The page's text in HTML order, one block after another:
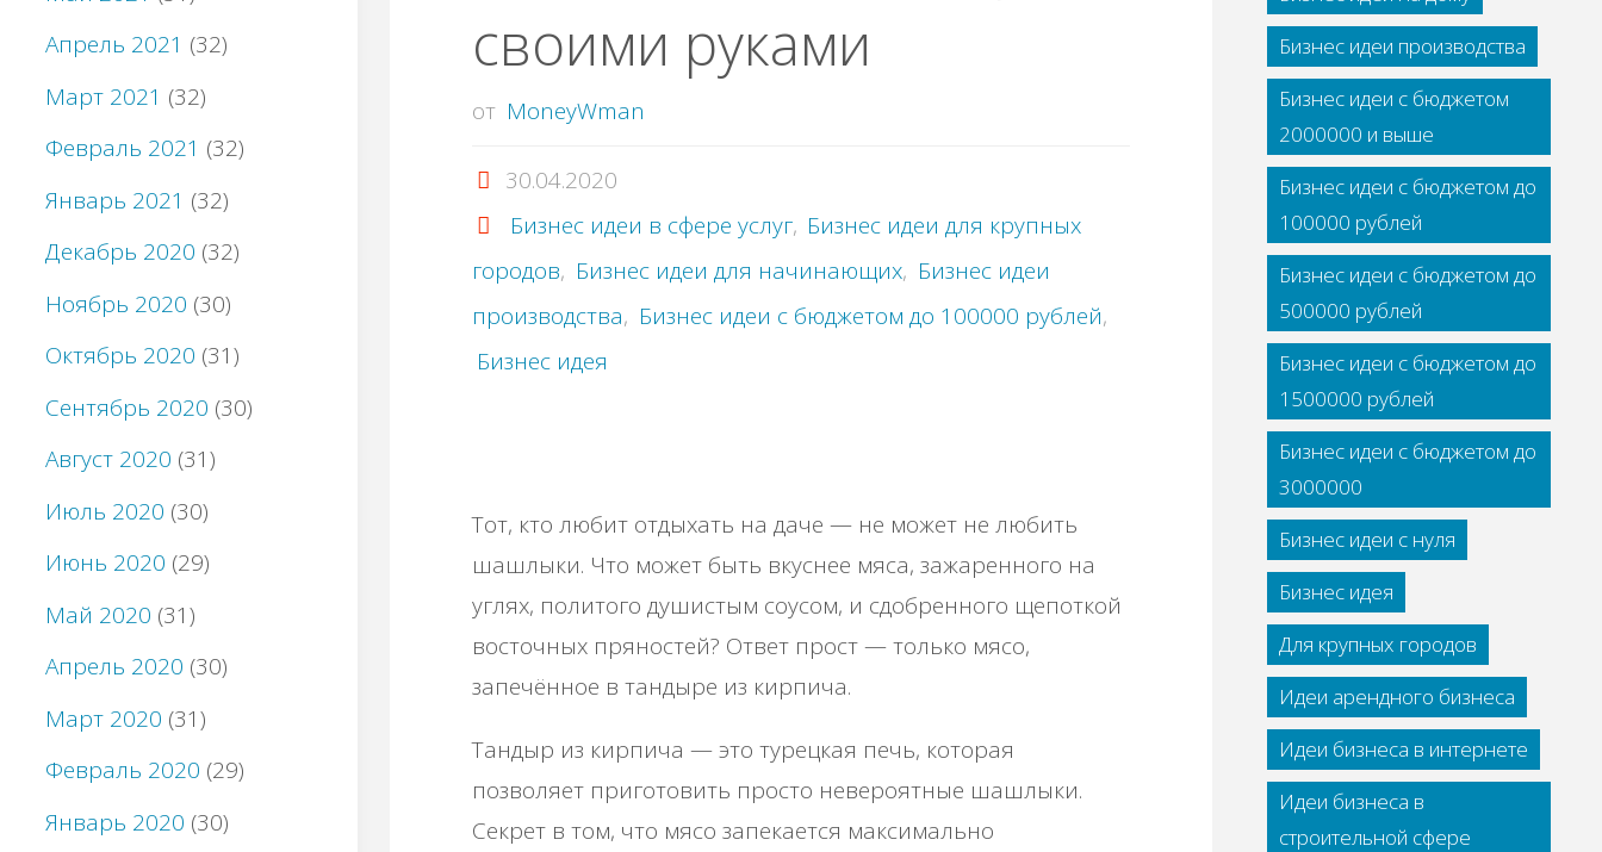
своими руками
от MoneyWman
30.04.2020
Бизнес идеи в сфере услуг, Бизнес идеи для крупных
городов, Бизнес идеи для начинающих, Бизнес идеи
производства, Бизнес идеи с бюджетом до 100000 рублей,
Бизнес идея
Тот, кто любит отдыхать на даче — не может не любить
шашлыки. Что может быть вкуснее мяса, зажаренного на
углях, политого душистым соусом, и сдобренного щепоткой
восточных пряностей? Ответ прост — только мясо,
запечённое в тандыре из кирпича.
Тандыр из кирпича — это турецкая печь, которая
позволяет приготовить просто невероятные шашлыки.
Секрет в том, что мясо запекается максимально
Апрель 2021 (32)
Март 2021 (32)
Февраль 2021 (32)
Январь 2021 (32)
Декабрь 2020 (32)
Ноябрь 2020 (30)
Октябрь 2020 (31)
Сентябрь 2020 (30)
Август 2020 (31)
Июль 2020 (30)
Июнь 2020 (29)
Май 2020 (31)
Апрель 2020 (30)
Март 2020 (31)
Февраль 2020 (29)
Январь 2020 (30)
Бизнес идеи производства
Бизнес идеи с бюджетом
2000000 и выше
Бизнес идеи с бюджетом до
100000 рублей
Бизнес идеи с бюджетом до
500000 рублей
Бизнес идеи с бюджетом до
1500000 рублей
Бизнес идеи с бюджетом до
3000000
Бизнес идеи с нуля
Бизнес идея
Для крупных городов
Идеи арендного бизнеса
Идеи бизнеса в интернете
Идеи бизнеса в
строительной сфере